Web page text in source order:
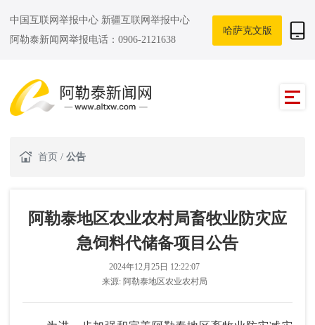
中国互联网举报中心 新疆互联网举报中心
阿勒泰新闻网举报电话：0906-2121638
哈萨克文版
首页 / 公告
阿勒泰地区农业农村局畜牧业防灾应
急饲料代储备项目公告
2024年12月25日 12:22:07
来源: 阿勒泰地区农业农村局